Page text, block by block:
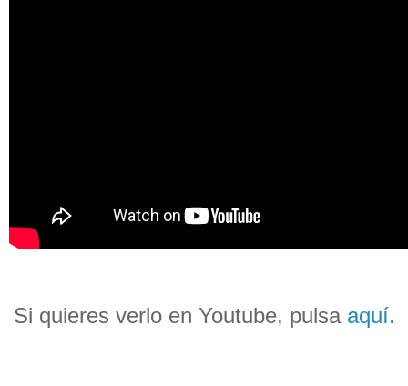
Si quieres verlo en Youtube, pulsa aquí.